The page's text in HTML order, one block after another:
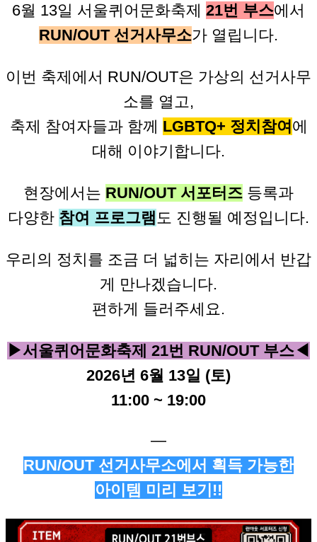
6월 13일 서울퀴어문화축제 21번 부스에서
RUN/OUT 선거사무소가 열립니다.
이번 축제에서 RUN/OUT은 가상의 선거사무
소를 열고,
축제 참여자들과 함께 LGBTQ+ 정치참여 에
대해 이야기합니다.
현장에서는 RUN/OUT 서포터즈 등록과
다양한 참여 프로그램 도 진행될 예정입니다.
우리의 정치를 조금 더 넓히는 자리에서 반갑
게 만나겠습니다.
편하게 들러주세요.
▶서울퀴어문화축제 21번 RUN/OUT 부스◀
2026년 6월 13일 (토)
11:00 ~ 19:00
―
RUN/OUT 선거사무소에서 획득 가능한
아이템 미리 보기!!